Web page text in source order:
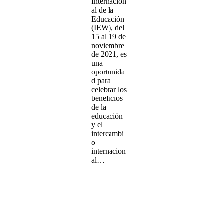
al de la
Educación
(IEW), del
15 al 19 de
noviembre
de 2021, es
una
oportunida
d para
celebrar los
beneficios
de la
educación
y el
intercambi
o
internacion
al…